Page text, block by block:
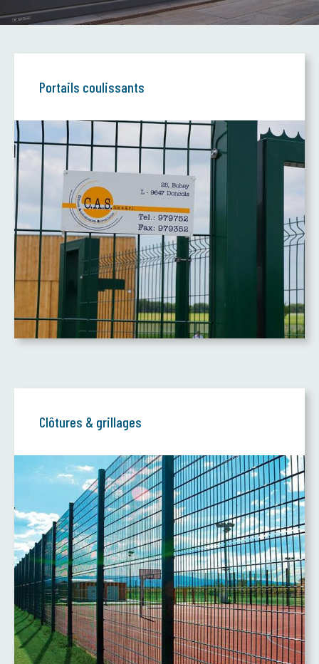
Portails coulissants
Clôtures & grillages